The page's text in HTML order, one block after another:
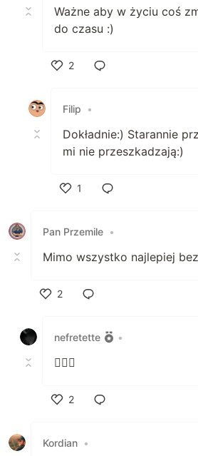
Ważne aby w życiu coś
do czasu :)
2
Filip
•
Dokładnie:) Starannie
mi nie przeszkadzają:)
1
Pan Przemile •
Mimo wszystko najlepiej
2
nefretette
•
💁🏻‍♀️
2
Kordian •